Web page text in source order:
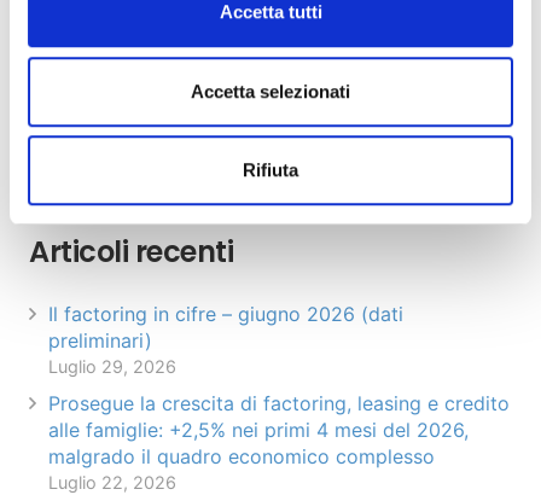
Accetta tutti
Accetta selezionati
Rifiuta
Per ulteriori informazioni
Articolo precedente Articolo successivo
Articoli recenti
Il factoring in cifre – giugno 2026 (dati
preliminari)
Luglio 29, 2026
Prosegue la crescita di factoring, leasing e credito
alle famiglie: +2,5% nei primi 4 mesi del 2026,
malgrado il quadro economico complesso
Luglio 22, 2026